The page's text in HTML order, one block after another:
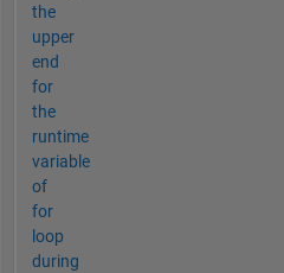
the
upper
end
for
the
runtime
variable
of
for
loop
during